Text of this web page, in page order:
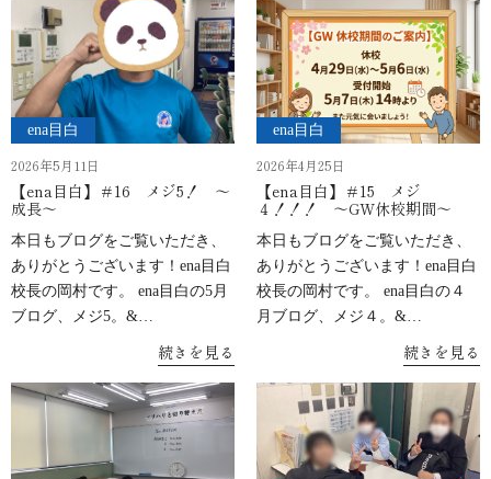
ena目白
2026年5月11日
【ena目白】＃16 メジ5！ ～
成長～
本日もブログをご覧いただき、
ありがとうございます！ena目白
校長の岡村です。 ena目白の5月
ブログ、メジ5。&…
続きを見る
ena目白
2026年4月25日
【ena目白】＃15 メジ
４！！！ ～GW休校期間～
本日もブログをご覧いただき、
ありがとうございます！ena目白
校長の岡村です。 ena目白の４
月ブログ、メジ４。&…
続きを見る